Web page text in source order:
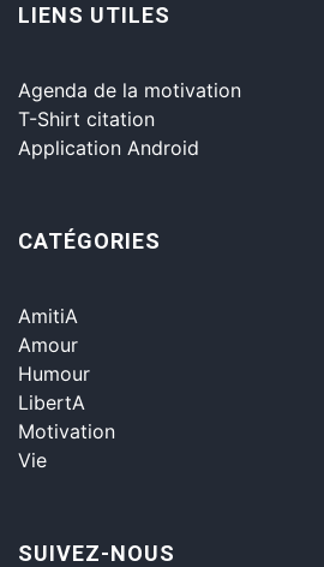
LIENS UTILES
Agenda de la motivation
T-Shirt citation
Application Android
CATÉGORIES
AmitiA
Amour
Humour
LibertA
Motivation
Vie
SUIVEZ-NOUS